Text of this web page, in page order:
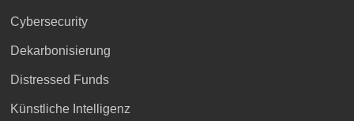
Cybersecurity
Dekarbonisierung
Distressed Funds
Künstliche Intelligenz